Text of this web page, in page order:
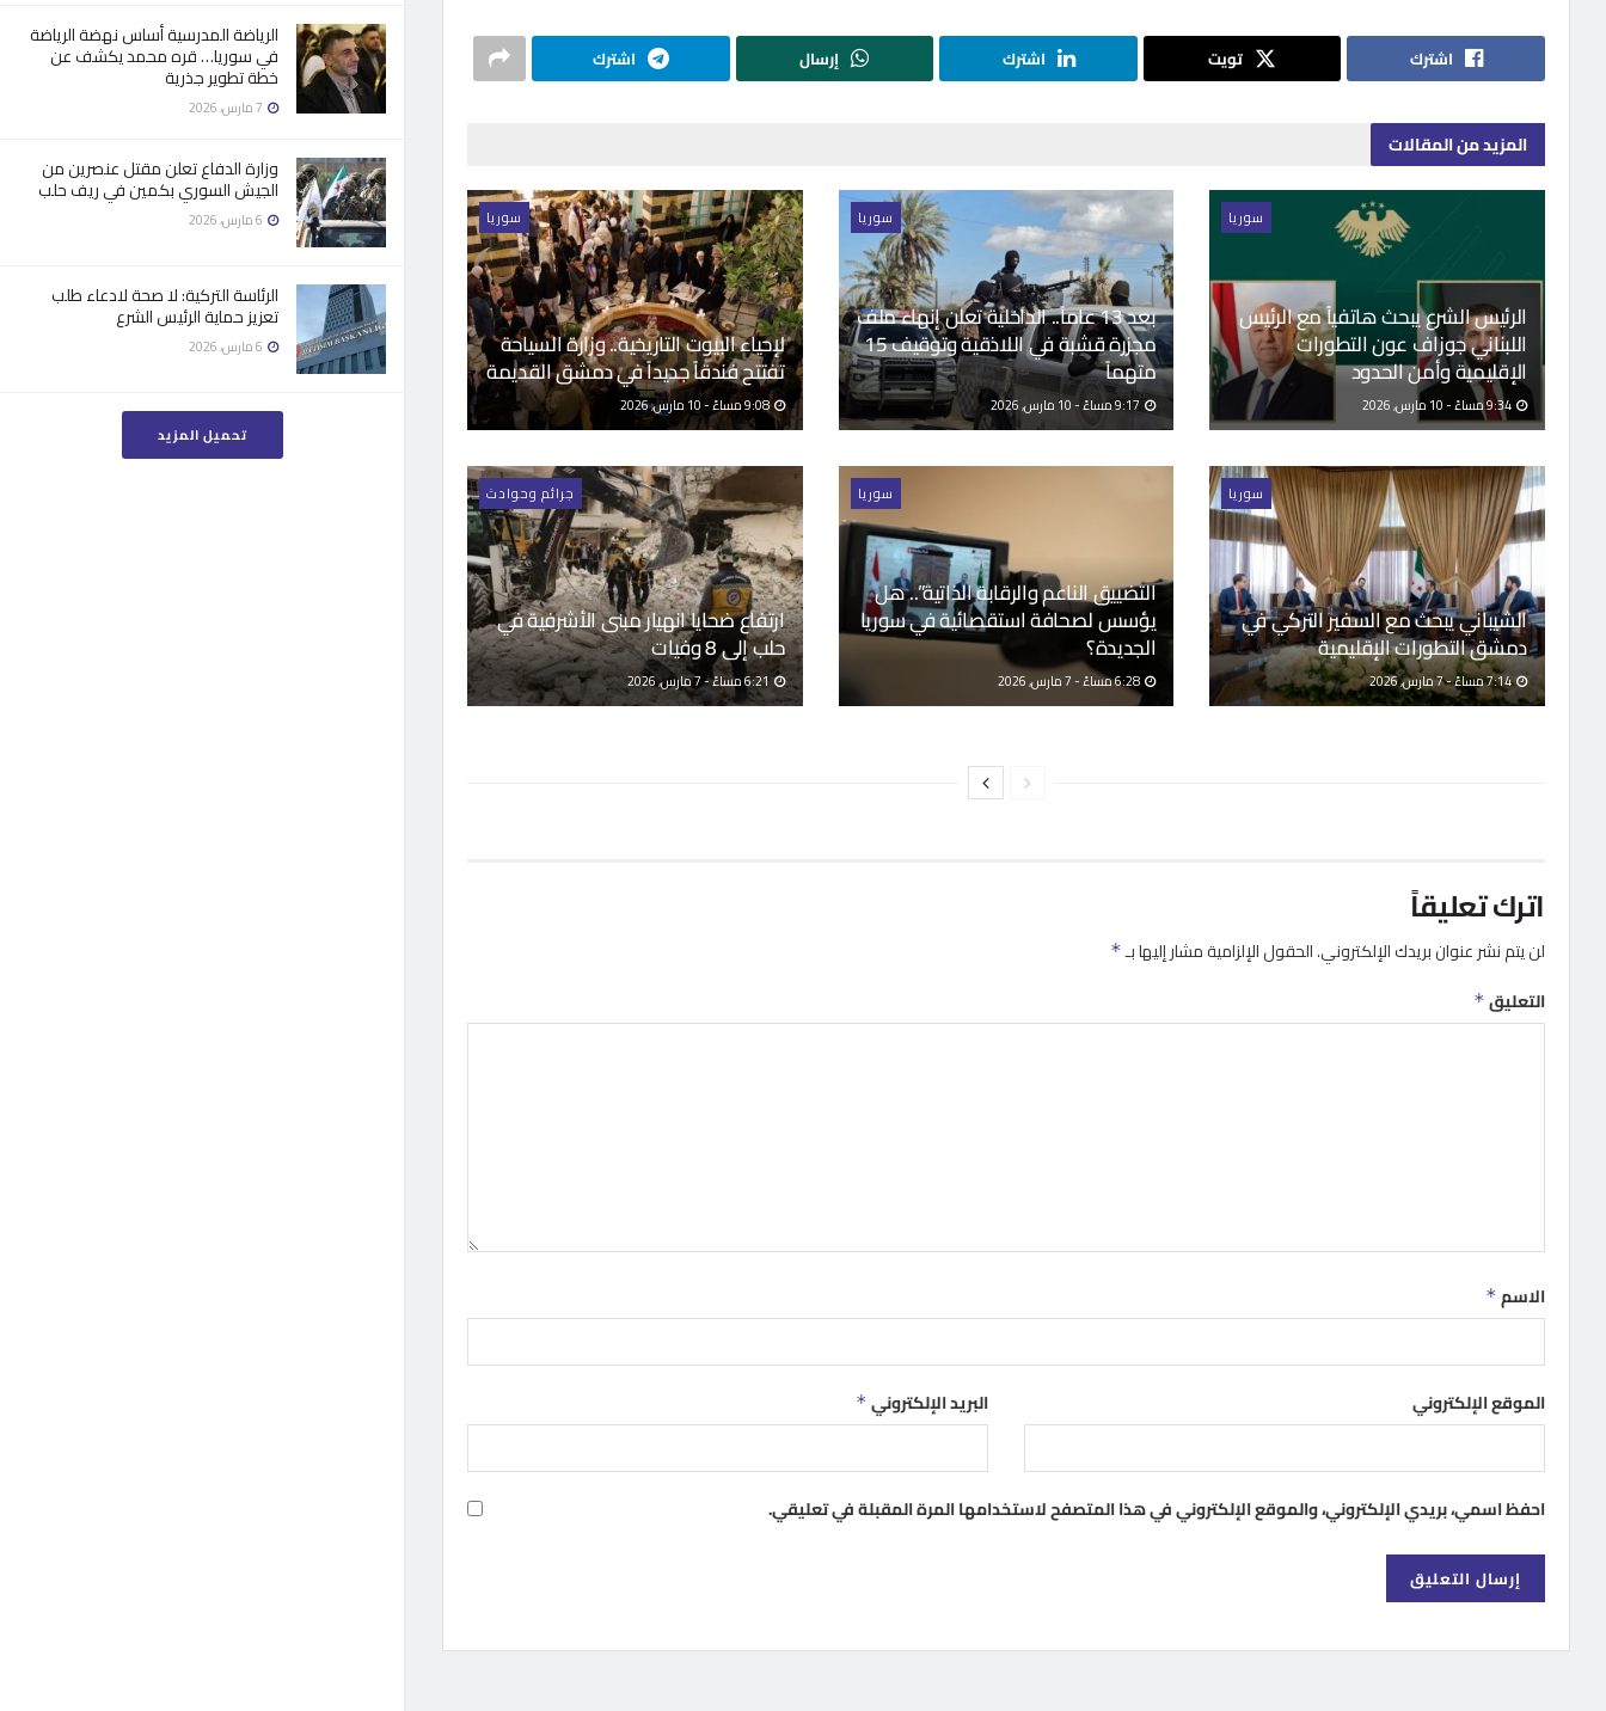
الرياضة المدرسية أساس نهضة الرياضة
في سوريا… قره محمد يكشف عن
خطة تطوير جذرية
وزارة الدفاع تعلن مقتل عنصرين من
الجيش السوري بكمين في ريف حلب
الرئاسة التركية: لا صحة لادعاء طلب
تعزيز حماية الرئيس الشرع
تحميل المزيد
اشترك تويت اشترك إرسال اشترك
المزيدمن المقالات
سوريا
الرئيس الشرع يبحث هاتفياً مع الرئيس
اللبناني جوزاف عون التطورات
الإقليمية وأمن الحدود
سوريا
بعد 13 عاماً.. الداخلية تعلن إنهاء ملف
مجزرة قشبة في اللاذقية وتوقيف 15
متهماً
9:17 مساءً - 10 مارس, 2026
سوريا
لإحياء البيوت التاريخية.. وزارة السياحة
تفتتح فندقاً جديداً في دمشق القديمة
9:08 مساءً - 10 مارس, 2026
سوريا
الشيباني يبحث مع السفير التركي في
دمشق التطورات الإقليمية
7:14 مساءً - 7 مارس, 2026
سوريا
التضييق الناعم والرقابة الذاتية”.. هل
يؤسس لصحافة استقصائية في سوريا
الجديدة؟
جرائم وحوادث
ارتفاع ضحايا انهيار مبنى الأشرفية في
حلب إلى 8 وفيات
6:21 مساءً - 7 مارس, 2026
اترك تعليقاً
لن يتم نشر عنوان بريدك الإلكتروني.الحقول الإلزامية مشار إليها بـ *
التعليق *
الاسم *
البريد الإلكتروني * الموقع الإلكتروني
احفظ اسمي، بريدي الإلكتروني، والموقع الإلكتروني في هذا المتصفح لاستخدامها المرة المقبلة في تعليقي.